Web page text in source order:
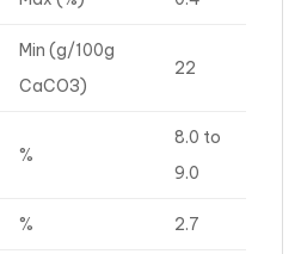
Min (g/100g
CaCO3)
22
%
8.0 to
9.0
% 2.7